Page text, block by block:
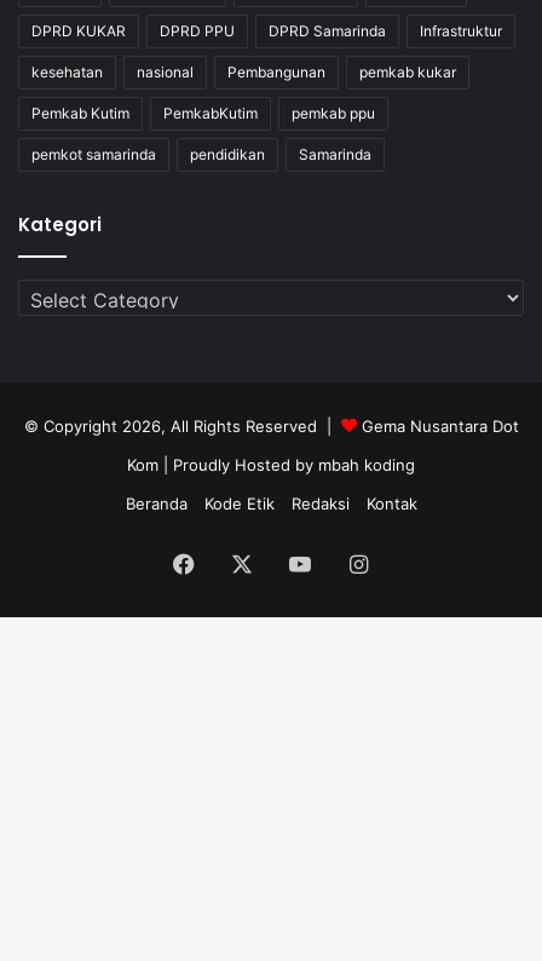
DPRD KUKAR DPRD PPU DPRD Samarinda Infrastruktur
kesehatan nasional Pembangunan pemkab kukar
Pemkab Kutim PemkabKutim pemkab ppu
pemkot samarinda pendidikan Samarinda
Kategori
Kategori
© Copyright 2026, All Rights Reserved |
Gema Nusantara Dot
Kom | Proudly Hosted by mbah koding
Beranda
Kode Etik Redaksi Kontak
Facebook YouTubeInstagram